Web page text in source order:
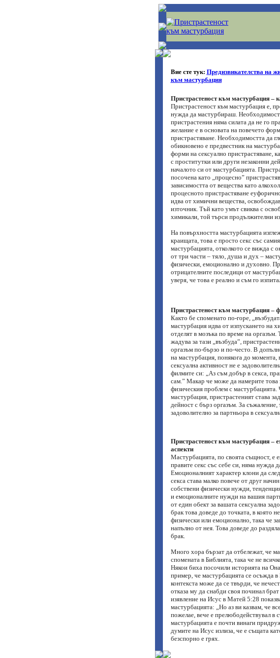
Вие сте тук: Предизвикателства на
към мастурбация
Пристрастеност към мастурбация –
Пристрастеност към мастурбация е,
нужда да мастурбираш.
пристрастения няма силата да не го
желание е в основата на повечето
пристрастяване. Необходимостта да
обикновено е предвестник на
форми на сексуално пристрастяване,
с проститутки или други незаконни
началото си от мастурбацията.
посочена като „процесно”
зависимостта от вещества като
процесното пристрастяване
идва от химични вещества,
източник. Тъй като умът свиква с
химикали, той търси продължителни
На повърхността мастурбацията
краищата, това е просто секс със
мастурбацията, отколкото се вижда с
от три части – тяло, душа и дух –
физически, емоционално и духовно.
отрицателните последици от
уверя, че това е реално и съм го
Пристрастеност към мастурбация –
Както бе споменато по-горе,
мастурбация идва от изпускането на
отделят в мозъка по време на оргазъм.
жадува за тази „възбуда”,
оргазъм по-бързо и по-често. В
на мастурбация, понякога до момента,
сексуална активност не е
филмите си: „Аз съм добър в секса,
сам.” Макар че може да намерите това
физическия проблем с мастурбацията.
мастурбация, пристрастеният става
дейност с бърз оргазъм. За съжаление,
задоволително за партньора в
Пристрастеност към мастурбация –
аспекти
Мастурбацията, по своята същност, е
правите секс със себе си, няма нужда
Емоционалният характер клони да
секса става малко повече от друг
собствени физически нужди,
и емоционалните нужди на вашия
от един обект за вашата сексуална
брак това доведе до точката, в която
физически или емоционално, така че
напълно от нея. Това доведе до
брак.
Много хора бързат да отбележат, че
спомената в Библията, така че не
Някои биха посочили историята на
пример, че мастурбацията се осъжда
контекста може да се твърди, че
отказа му да снабди своя починал
изявление на Исус в Матей 5:28
мастурбацията: „Но аз ви казвам, че
пожелае, вече е прелюбодействувал в
мастурбацията е почти винаги
думите на Исус излиза, че е същата
безспорно е грях.